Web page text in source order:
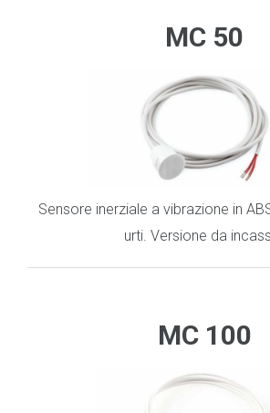
MC 50
Sensore inerziale a vibrazione in
urti. Versione da
MC 100